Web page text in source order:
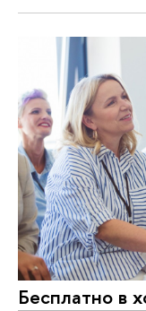
Бесплатно в